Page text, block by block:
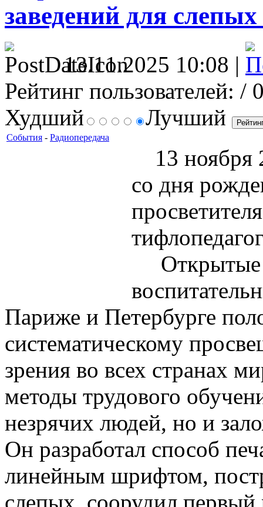
заведений для
13.11.2025 10:08 |
Рейтинг пользователей: /
Худший
Лучший
События - Радиопередача
13 ноября
со дня
Открытые
Париже и Петербурге
систематическому
зрения во всех странах
методы трудового
незрячих людей, но и
Он разработал способ
линейным шрифтом,